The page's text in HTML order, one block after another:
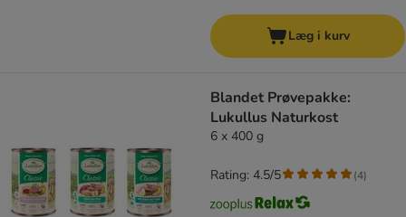
Læg i kurv
Blandet Prøvepakke:
Lukullus Naturkost
6 x 400 g
Rating: 4.5/5 (4)